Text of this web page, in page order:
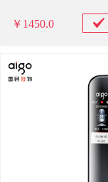
￥1450.0